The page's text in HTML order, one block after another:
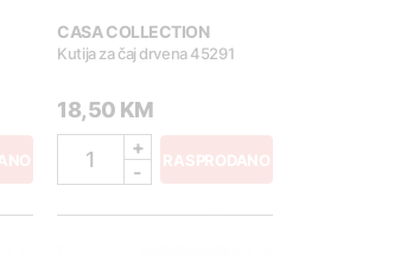
CASA COLLECTION
Kutija za čaj drvena 45291
18,50 KM
1
+
-
RASPRODANO